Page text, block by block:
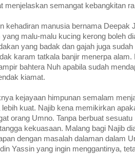
menjelaskan semangat kebangkitan
kehadiran manusia bernama Deepak
yang malu-malu kucing kerong boleh
yang badak dan gajah juga
karam tatkala banjir menerpa
bahtera Nuh apabila sudah
kiamat.
kejayaan himpunan semalam
lebih kuat. Najib kena memikirkan
orang Umno. Tanpa berbuat
kekuasaan. Malang bagi Najib
dengan masalah dalaman dalam
Yassin yang ingin menggantinya,